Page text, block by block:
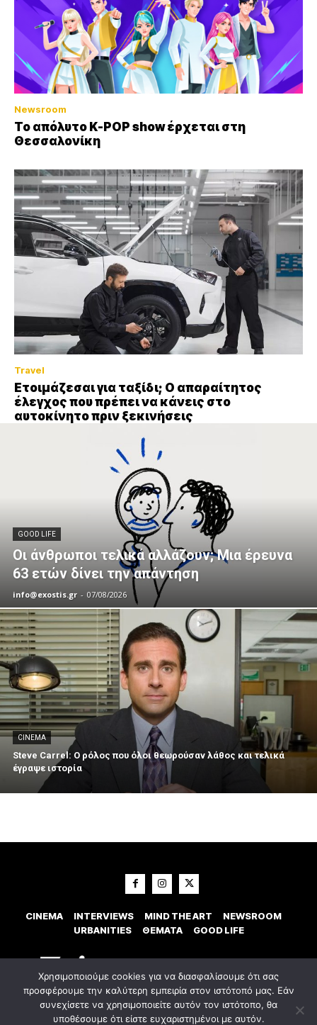
Newsroom
Το απόλυτο K-POP show έρχεται στη
Θεσσαλονίκη
Travel
Ετοιμάζεσαι για ταξίδι; Ο απαραίτητος
έλεγχος που πρέπει να κάνεις στο
αυτοκίνητο πριν ξεκινήσεις
GOOD LIFE
Οι άνθρωποι τελικά αλλάζουν; Μια έρευνα
63 ετών δίνει την απάντηση
info@exostis.gr - 07/08/2026
CINEMA
Steve Carrel: Ο ρόλος που όλοι θεωρούσαν λάθος και τελικά
έγραψε ιστορία
CINEMA INTERVIEWS MIND THE ART
NEWSROOM
URBANITIES
ΘΕΜΑΤΑ GOOD LIFE
Χρησιμοποιούμε cookies για να διασφαλίσουμε ότι σας
προσφέρουμε την καλύτερη εμπειρία στον ιστότοπό μας. Εάν
συνεχίσετε να χρησιμοποιείτε αυτόν τον ιστότοπο, θα
υποθέσουμε ότι είστε ευχαριστημένοι με αυτόν.